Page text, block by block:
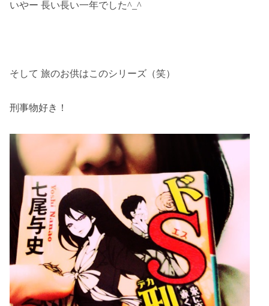
いやー 長い長い一年でした^_^
そして 旅のお供はこのシリーズ（笑）
刑事物好き！